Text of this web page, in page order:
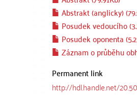
Abstrakt (anglicky)
Posudek vedoucího
Posudek oponenta
Záznam o průběhu
Permanent link
http://hdl.handle.net/